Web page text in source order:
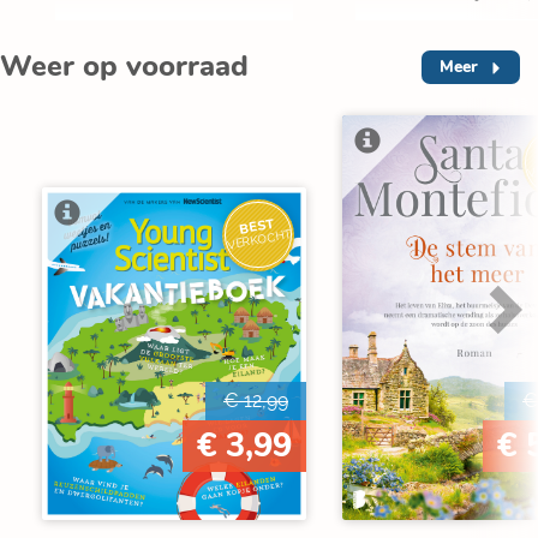
Weer op voorraad Meer
BEST
VERKOCHT
€ 12,99
€ 3,99
€
€